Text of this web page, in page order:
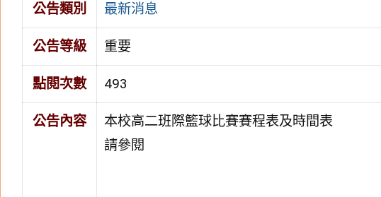
公告類別 最新消息
公告等級 重要
點閱次數 493
公告內容
本校高二班際籃球比賽賽程表及時間表
請參閱